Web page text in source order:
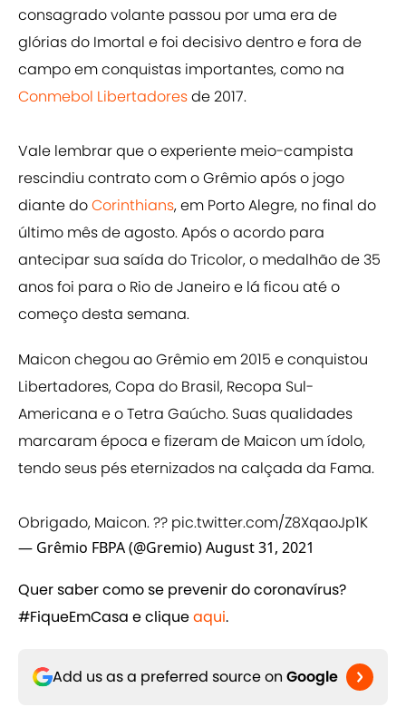
consagrado volante passou por uma era de
glórias do Imortal e foi decisivo dentro e fora de
campo em conquistas importantes, como na
Conmebol Libertadoresde 2017.
Vale lembrar que o experiente meio-campista
rescindiu contrato com o Grêmio após o jogo
diante doCorinthians, em Porto Alegre, no final do
último mês de agosto. Após o acordo para
antecipar sua saída do Tricolor, o medalhão de 35
anos foi para o Rio de Janeiro e lá ficou até o
começo desta semana.
Maicon chegou ao Grêmio em 2015 e conquistou
Libertadores, Copa do Brasil, Recopa Sul-
Americana e o Tetra Gaúcho. Suas qualidades
marcaram época e fizeram de Maicon um ídolo,
tendo seus pés eternizados na calçada da Fama.
Obrigado, Maicon. ?? pic.twitter.com/Z8XqaoJp1K
— Grêmio FBPA (@Gremio)August 31, 2021
Quer saber como se prevenir do coronavírus?
#FiqueEmCasa e clique​aqui.
Add us as a preferred source on Google